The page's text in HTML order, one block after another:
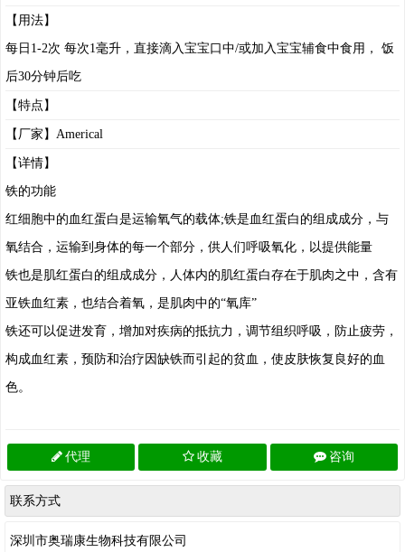
【用法】
每日1-2次 每次1毫升，直接滴入宝宝口中/或加入宝宝辅食中食用， 饭
后30分钟后吃
【特点】
【厂家】Americal
【详情】
铁的功能
红细胞中的血红蛋白是运输氧气的载体;铁是血红蛋白的组成成分，与
氧结合，运输到身体的每一个部分，供人们呼吸氧化，以提供能量
铁也是肌红蛋白的组成成分，人体内的肌红蛋白存在于肌肉之中，含有
亚铁血红素，也结合着氧，是肌肉中的“氧库”
铁还可以促进发育，增加对疾病的抵抗力，调节组织呼吸，防止疲劳，
构成血红素，预防和治疗因缺铁而引起的贫血，使皮肤恢复良好的血
色。
代理 收藏 咨询
联系方式
深圳市奥瑞康生物科技有限公司